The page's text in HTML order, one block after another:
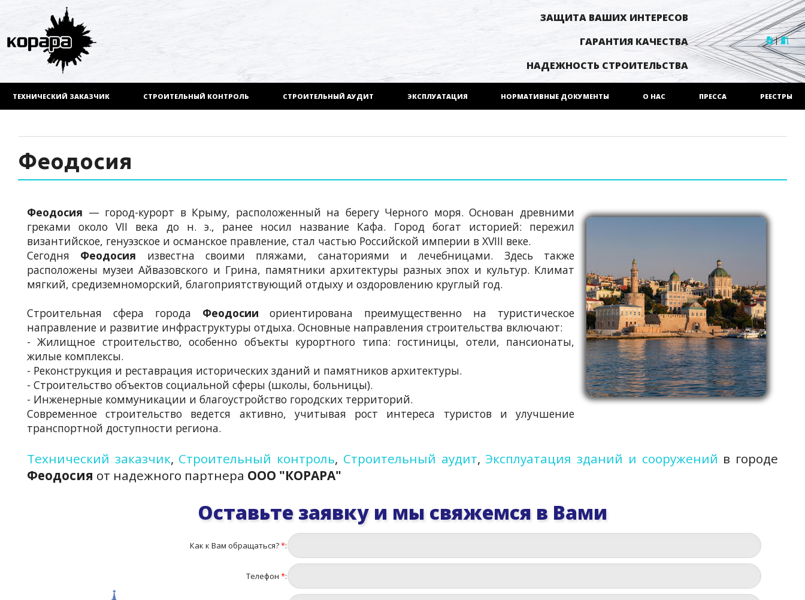
ЗАЩИТА ВАШИХ ИНТЕРЕСОВ
ГАРАНТИЯ КАЧЕСТВА
НАДЕЖНОСТЬ СТРОИТЕЛЬСТВА
|
ТЕХНИЧЕСКИЙ ЗАКАЗЧИК СТРОИТЕЛЬНЫЙ КОНТРОЛЬ СТРОИТЕЛЬНЫЙ АУДИТ ЭКСПЛУАТАЦИЯ НОРМАТИВНЫЕ ДОКУМЕНТЫ О НАС ПРЕССА РЕЕСТРЫ
Феодосия
Феодосия — город-курорт в Крыму, расположенный на берегу Черного моря. Основан древними
греками около VII века до н. э., ранее носил название Кафа. Город богат историей: пережил
византийское, генуэзское и османское правление, стал частью Российской империи в XVIII веке.
Сегодня Феодосия известна своими пляжами, санаториями и лечебницами. Здесь также
расположены музеи Айвазовского и Грина, памятники архитектуры разных эпох и культур. Климат
мягкий, средиземноморский, благоприятствующий отдыху и оздоровлению круглый год.
Строительная сфера города Феодосии ориентирована преимущественно на туристическое
направление и развитие инфраструктуры отдыха. Основные направления строительства включают:
- Жилищное строительство, особенно объекты курортного типа: гостиницы, отели, пансионаты,
жилые комплексы.
- Реконструкция и реставрация исторических зданий и памятников архитектуры.
- Строительство объектов социальной сферы (школы, больницы).
- Инженерные коммуникации и благоустройство городских территорий.
Современное строительство ведется активно, учитывая рост интереса туристов и улучшение
транспортной доступности региона.
Технический заказчик, Строительный контроль, Строительный аудит, Эксплуатация зданий и сооружений в городе
Феодосия от надежного партнера ООО "КОРАРА"
Оставьте заявку и мы свяжемся в Вами
Как к Вам обращаться?*:
Телефон *: